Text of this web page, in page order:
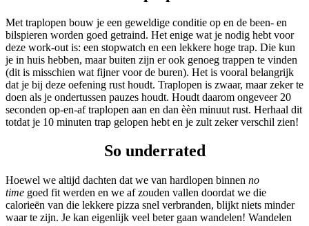
Met traplopen bouw je een geweldige conditie op en de been- en
bilspieren worden goed getraind. Het enige wat je nodig hebt voor
deze work-out is: een stopwatch en een lekkere hoge trap. Die kun
je in huis hebben, maar buiten zijn er ook genoeg trappen te vinden
(dit is misschien wat fijner voor de buren). Het is vooral belangrijk
dat je bij deze oefening rust houdt. Traplopen is zwaar, maar zeker te
doen als je ondertussen pauzes houdt. Houdt daarom ongeveer 20
seconden op-en-af traplopen aan en dan èèn minuut rust. Herhaal dit
totdat je 10 minuten trap gelopen hebt en je zult zeker verschil zien!
So underrated
Hoewel we altijd dachten dat we van hardlopen binnen no
time goed fit werden en we af zouden vallen doordat we die
calorieën van die lekkere pizza snel verbranden, blijkt niets minder
waar te zijn. Je kan eigenlijk veel beter gaan wandelen! Wandelen